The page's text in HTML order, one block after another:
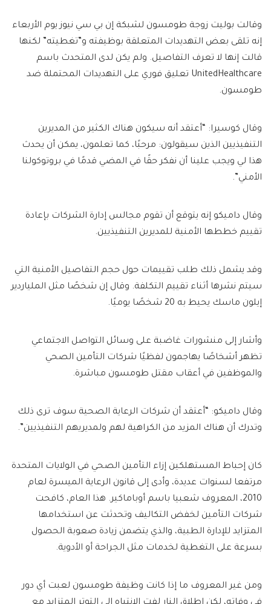
وقالت بوليت زوجة طومسون لشبكة إن بي سي نيوز يوم الأربعاء
إنه تلقى بعض التهديدات المتعلقة بوظيفته و”تغطيته” لكنها
قالت إنها لا تعرف التفاصيل. ولم يكن لدى المتحدث باسم
UnitedHealthcare تعليق فوري على التهديدات المحتملة ضد
طومسون.
وقال كوسيرا: “أعتقد أنه سيكون هناك الكثير من المديرين
التنفيذيين الذين سيقولون: مرحبًا، كما تعلمون، يمكن أن يحدث
هذا لي ويجب علينا أن نفكر حقًا في المضي قدمًا في بروتوكولنا
الأمني”.
وقال داميكو إنه يتوقع أن تقوم مجالس إدارة الشركات بإعادة
تقييم خططها الأمنية للمديرين التنفيذيين.
وقد يشمل ذلك طلب تقييمات حول حجم التفاصيل الأمنية التي
سيتم نشرها أثناء تقييم التكلفة. وقال إن شخصًا مثل الملياردير
إيلون ماسك يحيط به 20 شخصًا يوميًا.
وأشار إلى منشورات غاضبة على وسائل التواصل الاجتماعي
تظهر أشخاصًا يهاجمون لفظيًا شركات التأمين الصحي
والموظفين في أعقاب مقتل طومسون مباشرة.
وقال داميكو: “أعتقد أن شركات الرعاية الصحية سوف ترى ذلك
وتدرك أن هناك المزيد من الكراهية لهم ولمديريهم التنفيذيين”.
كان إحباط المستهلكين إزاء التأمين الصحي في الولايات المتحدة
مرتفعا لسنوات عديدة، وأدى إلى قانون الرعاية الميسرة لعام
2010، المعروف شعبيا باسم أوباماكير. هذا العام، كافحت
شركات التأمين لخفض التكاليف وتحدثت عن استخدامها
المتزايد للإدارة الطبية، والذي يتضمن زيادة صعوبة الحصول
بسرعة على التغطية لخدمات مثل الجراحة أو الأدوية.
ومن غير المعروف ما إذا كانت وظيفة طومسون لعبت أي دور